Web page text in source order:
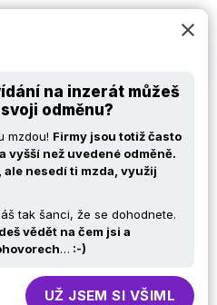
v IT –
(SAP)
Testy
Provoz, infra
na inzerát můžeš
odměnu?
mzdou! Firmy jsou totiž často
vyšší než uvedené odměně.
ale nesedí ti mzda, využij
tak šanci, že se dohodnete.
vědět na čem jsi a
… :-)
UŽ JSEM SI VŠIML